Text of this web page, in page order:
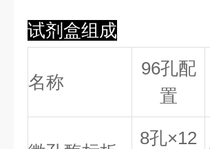
试剂盒组成
名称
96孔配
置
8孔×12